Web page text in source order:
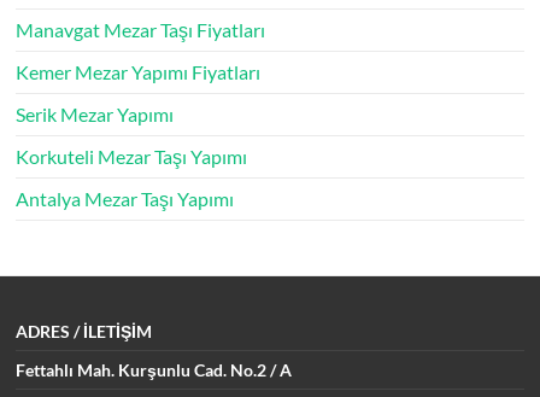
Manavgat Mezar Taşı Fiyatları
Kemer Mezar Yapımı Fiyatları
Serik Mezar Yapımı
Korkuteli Mezar Taşı Yapımı
Antalya Mezar Taşı Yapımı
ADRES / İLETİŞİM
Fettahlı Mah. Kurşunlu Cad. No.2 / A